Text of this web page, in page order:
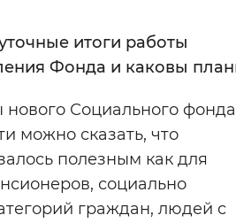
итоги работы
Фонда и каковы
нового Социального
можно сказать, что
полезным как для
социально
граждан, людей с